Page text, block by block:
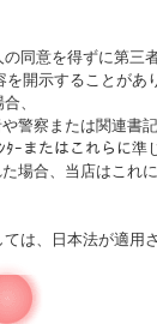
同意を得ずに第三
開示することがあ
、
警察または関連書
ｰまたはこれらに準
場合、当店はこれ
は、日本法が適用